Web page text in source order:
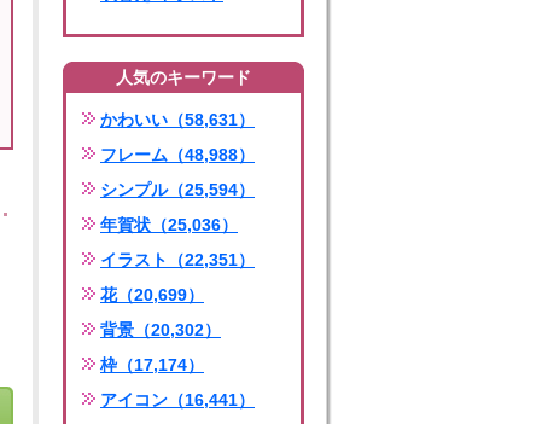
人気のキーワード
かわいい（58,631）
フレーム（48,988）
シンプル（25,594）
年賀状（25,036）
イラスト（22,351）
花（20,699）
背景（20,302）
枠（17,174）
アイコン（16,441）